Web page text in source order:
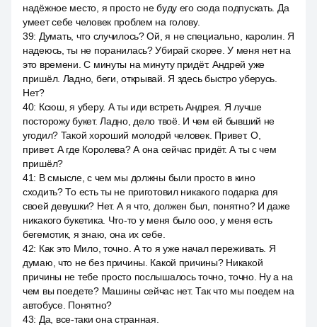
надёжное место, я просто не буду его сюда подпускать. Да
умеет себе человек проблем на голову.
39: Думать, что случилось? Ой, я не специально, каролин. Я
надеюсь, ты не поранилась? Убирай скорее. У меня нет на
это времени. С минуты на минуту придёт. Андрей уже
пришёл. Ладно, беги, открывай. Я здесь быстро уберусь.
Нет?
40: Ксюш, я уберу. А ты иди встреть Андрея. Я лучше
посторожу букет. Ладно, дело твоё. И чем ей бывший не
угодил? Такой хороший молодой человек. Привет. О,
привет. А где Королева? А она сейчас придёт. А ты с чем
пришёл?
41: В смысле, с чем мы должны были просто в кино
сходить? То есть ты не приготовил никакого подарка для
своей девушки? Нет. А я что, должен был, понятно? И даже
никакого букетика. Что-то у меня было ооо, у меня есть
бегемотик, я знаю, она их себе.
42: Как это Мило, точно. А то я уже начал переживать. Я
думаю, что не без причины. Какой причины? Никакой
причины не тебе просто послышалось точно, точно. Ну а на
чем вы поедете? Машины сейчас нет. Так что мы поедем на
автобусе. Понятно?
43: Да, все-таки она странная.